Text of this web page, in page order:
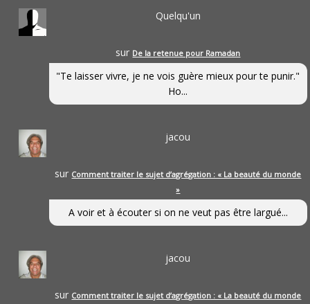
Quelqu'un
sur De la retenue pour Ramadan
"Te laisser vivre, je ne vois guère mieux pour te punir."
Ho...
jacou
sur Comment traiter le sujet d’agrégation : « La beauté du monde
»
A voir et à écouter si on ne veut pas être largué...
jacou
sur Comment traiter le sujet d’agrégation : « La beauté du monde